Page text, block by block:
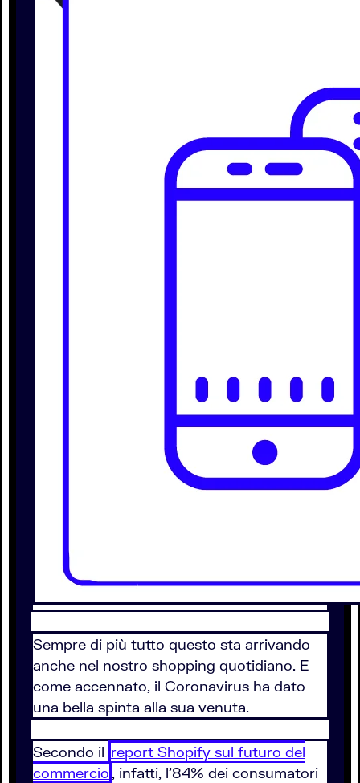
Sempre di più tutto questo sta arrivando
anche nel nostro shopping quotidiano. E
come accennato, il Coronavirus ha dato
una bella spinta alla sua venuta.
Secondo il report Shopify sul futuro del
commercio , infatti, l'84% dei consumatori